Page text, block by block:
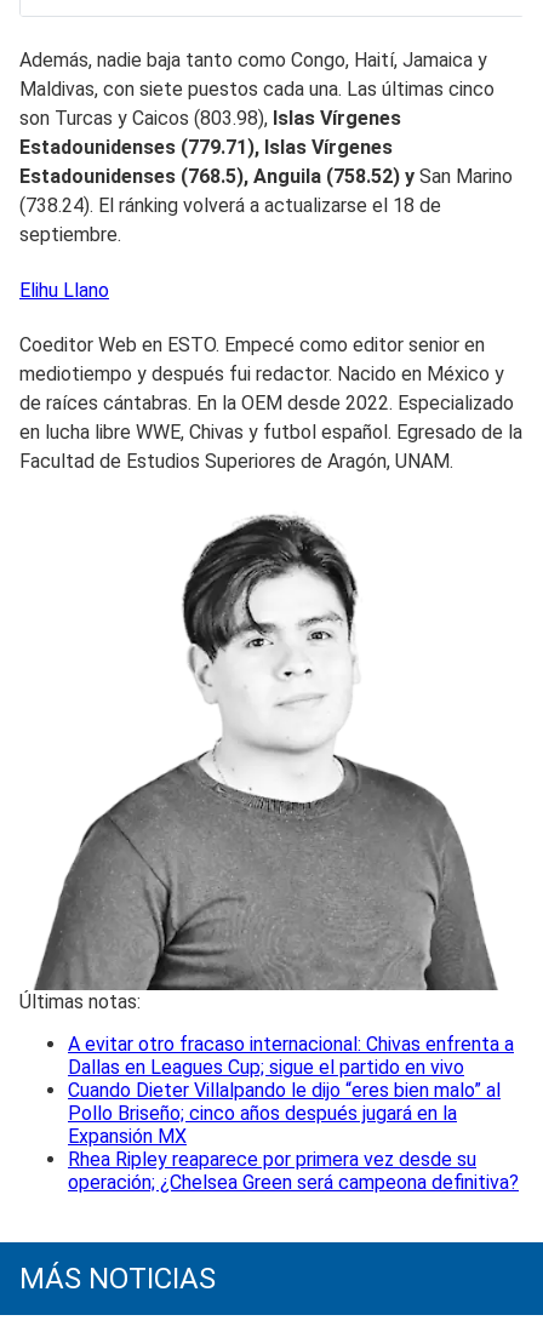
Además, nadie baja tanto como Congo, Haití, Jamaica y
Maldivas, con siete puestos cada una. Las últimas cinco
son Turcas y Caicos (803.98), Islas Vírgenes
Estadounidenses (779.71), Islas Vírgenes
Estadounidenses (768.5), Anguila (758.52) y San Marino
(738.24). El ránking volverá a actualizarse el 18 de
septiembre.
Elihu Llano
Coeditor Web en ESTO. Empecé como editor senior en
mediotiempo y después fui redactor. Nacido en México y
de raíces cántabras. En la OEM desde 2022. Especializado
en lucha libre WWE, Chivas y futbol español. Egresado de la
Facultad de Estudios Superiores de Aragón, UNAM.
Últimas notas:
A evitar otro fracaso internacional: Chivas enfrenta a
Dallas en Leagues Cup; sigue el partido en vivo
Cuando Dieter Villalpando le dijo “eres bien malo” al
Pollo Briseño; cinco años después jugará en la
Expansión MX
Rhea Ripley reaparece por primera vez desde su
operación; ¿Chelsea Green será campeona definitiva?
MÁS NOTICIAS